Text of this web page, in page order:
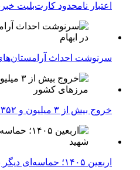
اعتبار نامحدود کارت‌بلیت
سرنوشت احداث آرامستان‌های
خروج بیش از ۳ میلیون و ۳۵۲ هزار زائر از مرزهای کشور
اربعین ۱۴۰۵؛ حماسه‌ای دیگر با سوگ رهبر شهید